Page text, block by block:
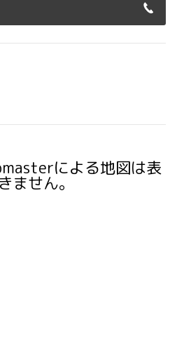
による地図は表
ません。